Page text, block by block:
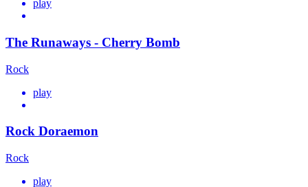
play
The Runaways - Cherry Bomb
Rock
play
Rock Doraemon
Rock
play